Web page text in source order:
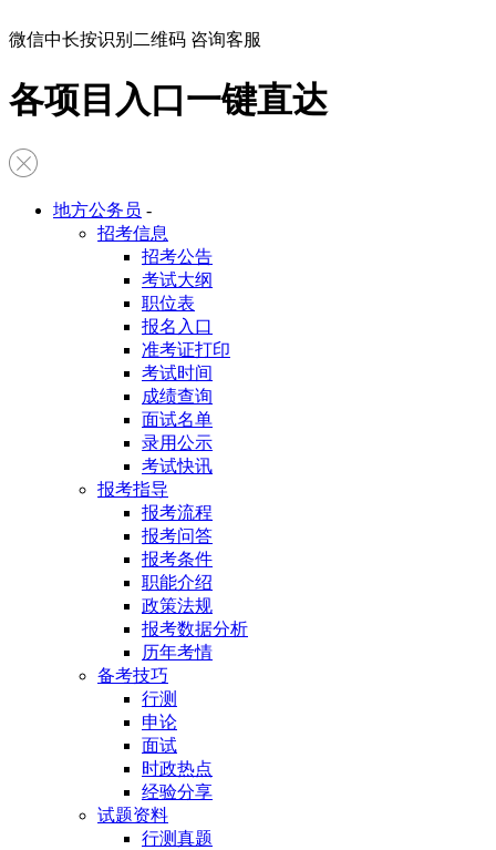
微信中长按识别二维码 咨询客服
各项目入口一键直达
地方公务员 -
招考信息
招考公告
考试大纲
职位表
报名入口
准考证打印
考试时间
成绩查询
面试名单
录用公示
考试快讯
报考指导
报考流程
报考问答
报考条件
职能介绍
政策法规
报考数据分析
历年考情
备考技巧
行测
申论
面试
时政热点
经验分享
试题资料
行测真题